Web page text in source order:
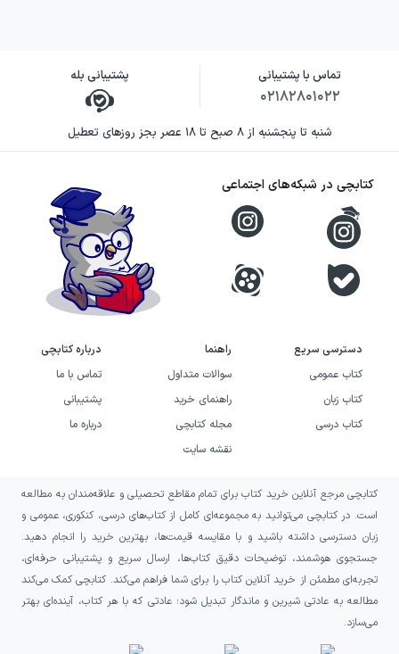
تماس با پشتیبانی
۰۲۱۸۲۸۰۱۰۲۲
پشتیبانی بله
شنبه تا پنجشنبه از ۸ صبح تا ۱۸ عصر بجز روزهای تعطیل
دسترسی سریع
کتاب عمومی
کتاب زبان
کتاب درسی
راهنما
سوالات متداول
راهنمای خرید
مجله کتابچی
نقشه سایت
درباره کتابچی
تماس با ما
پشتیبانی
درباره ما
کتابچی در شبکه‌های اجتماعی
کتابچی مرجع آنلاین خرید کتاب برای تمام مقاطع تحصیلی و علاقه‌مندان به مطالعه
است. در کتابچی می‌توانید به مجموعه‌ای کامل از کتاب‌های درسی، کنکوری، عمومی و
زبان دسترسی داشته باشید و با مقایسه قیمت‌ها، بهترین خرید را انجام دهید.
جستجوی هوشمند، توضیحات دقیق کتاب‌ها، ارسال سریع و پشتیبانی حرفه‌ای،
تجربه‌ای مطمئن از خرید آنلاین کتاب را برای شما فراهم می‌کند. کتابچی کمک می‌کند
مطالعه به عادتی شیرین و ماندگار تبدیل شود؛ عادتی که با هر کتاب، آینده‌ای بهتر
می‌سازد.